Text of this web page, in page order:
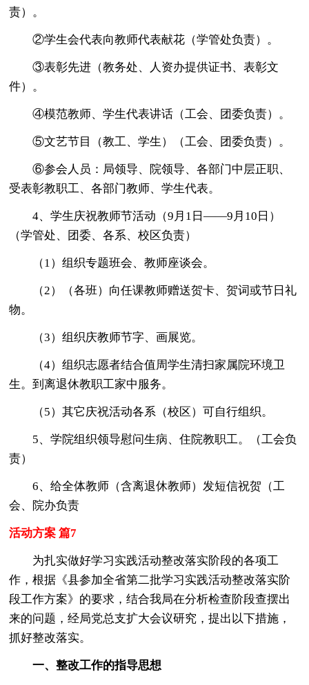
责）。
②学生会代表向教师代表献花（学管处负责）。
③表彰先进（教务处、人资办提供证书、表彰文
件）。
④模范教师、学生代表讲话（工会、团委负责）。
⑤文艺节目（教工、学生）（工会、团委负责）。
⑥参会人员：局领导、院领导、各部门中层正职、
受表彰教职工、各部门教师、学生代表。
4、学生庆祝教师节活动（9月1日——9月10日）
（学管处、团委、各系、校区负责）
（1）组织专题班会、教师座谈会。
（2）（各班）向任课教师赠送贺卡、贺词或节日礼
物。
（3）组织庆教师节字、画展览。
（4）组织志愿者结合值周学生清扫家属院环境卫
生。到离退休教职工家中服务。
（5）其它庆祝活动各系（校区）可自行组织。
5、学院组织领导慰问生病、住院教职工。（工会负
责）
6、给全体教师（含离退休教师）发短信祝贺（工
会、院办负责
活动方案 篇7
为扎实做好学习实践活动整改落实阶段的各项工
作，根据《县参加全省第二批学习实践活动整改落实阶
段工作方案》的要求，结合我局在分析检查阶段查摆出
来的问题，经局党总支扩大会议研究，提出以下措施，
抓好整改落实。
一、整改工作的指导思想